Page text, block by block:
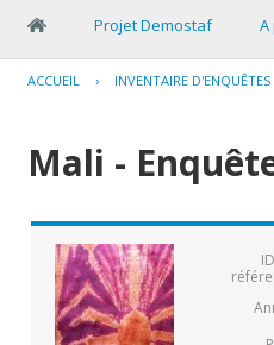
Projet Demostaf A
ACCUEIL › INVENTAIRE
Mali -